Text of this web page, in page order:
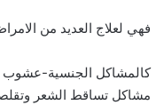
فهي لعلاج العديد من
كالمشاكل الجنسية-
مشاكل تساقط الشعر